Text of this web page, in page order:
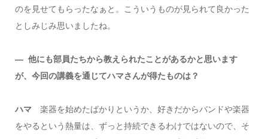
のを見せてもらったなぁと。こういうものが見られて良かった
としみじみ思いましたね。
― 他にも部員たちから教えられたことがあるかと思います
が、今回の講義を通じてハマさんが得たものは？
ハマ 楽器を始めたばかりというか、好きだからバンドや楽器
をやるという熱量は、ずっと持続できるわけではないので、そ